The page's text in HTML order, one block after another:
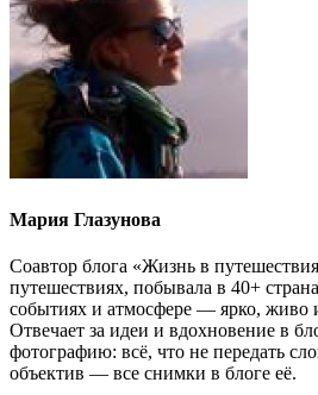
Мария Глазунова
Соавтор блога «Жизнь в
путешествиях, побывала в 40+
событиях и атмосфере — ярко, живо
Отвечает за идеи и вдохновение в
фотографию: всё, что не передать
объектив — все снимки в блоге её.